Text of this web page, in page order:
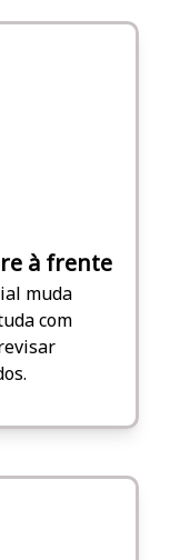
à frente
muda
com